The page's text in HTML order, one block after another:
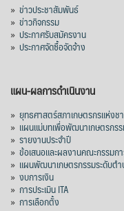
» ข่าวประชาสัมพันธ์
» ข่าวกิจกรรม
» ประกาศรับสมัครงาน
» ประกาศจัดซื้อจัดจ้าง
แผน-ผลการดำเนินงาน
» ยุทธศาสตร์สภาเกษตรกรแห่งช
» แผนแม่บทเพื่อพัฒนาเกษตรกร
» รายงานประจำปี
» ข้อเสนอและผลงานคณะกรรมก
» แผนพัฒนาเกษตรกรรมระดับต
» งบการเงิน
» การประเมิน ITA
» การเลือกตั้ง